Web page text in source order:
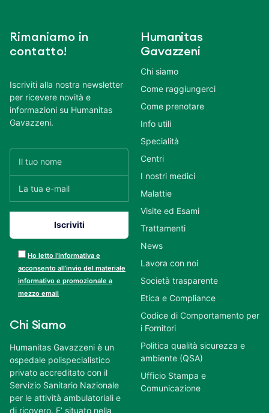
Rimaniamo in
contatto!
Iscriviti alla nostra newsletter
per ricevere novità e
informazioni su Humanitas
Gavazzeni.
Ho letto l’informativa e
acconsento all’invio del materiale
informativo e promozionale a
mezzo email
Chi Siamo
Humanitas Gavazzeni è un
ospedale polispecialistico
privato accreditato con il
Servizio Sanitario Nazionale
per le attività ambulatoriali e
di ricovero. E’ situato nella
Humanitas
Gavazzeni
Chi siamo
Come raggiungerci
Come prenotare
Info utili
Specialità
Centri
I nostri medici
Malattie
Visite ed Esami
Trattamenti
News
Lavora con noi
Società trasparente
Etica e Compliance
Codice di Comportamento per
i Fornitori
Politica qualità sicurezza e
ambiente (QSA)
Ufficio Stampa e
Comunicazione